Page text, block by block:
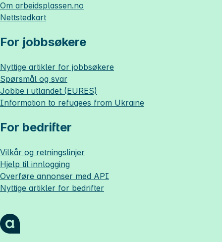
Om arbeidsplassen.no
Nettstedkart
For jobbsøkere
Nyttige artikler for jobbsøkere
Spørsmål og svar
Jobbe i utlandet (EURES)
Information to refugees from Ukraine
For bedrifter
Vilkår og retningslinjer
Hjelp til innlogging
Overføre annonser med API
Nyttige artikler for bedrifter